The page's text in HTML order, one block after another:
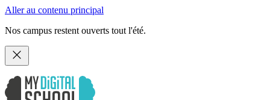
Aller au contenu principal
Nos campus restent ouverts tout l'été.